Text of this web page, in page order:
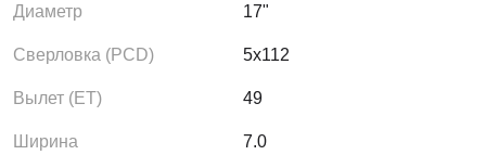
Диаметр 17"
Сверловка (PCD) 5x112
Вылет (ЕТ) 49
Ширина 7.0